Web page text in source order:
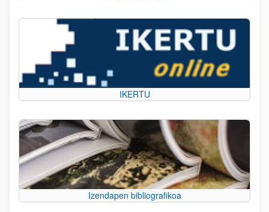
IKERTU
Izendapen bibliografikoa